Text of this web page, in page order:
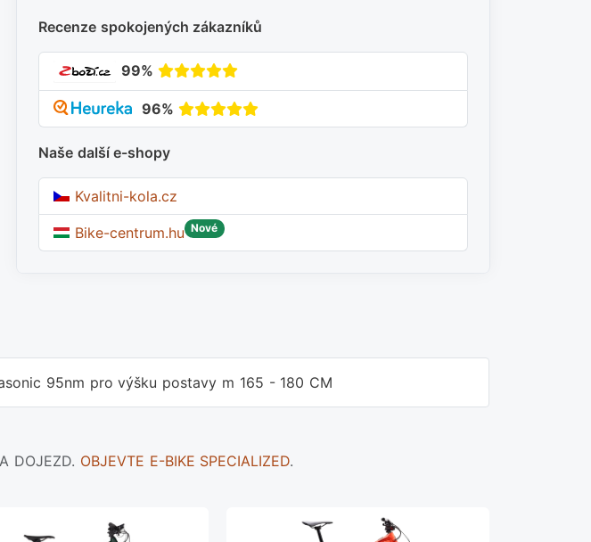
Recenze spokojených zákazníků
99%
96%
Naše další e-shopy
Kvalitni-kola.cz
Bike-centrum.hu Nové
95nm pro výšku postavy m 165 - 180 CM
DOJEZD. OBJEVTE E-BIKE SPECIALIZED.